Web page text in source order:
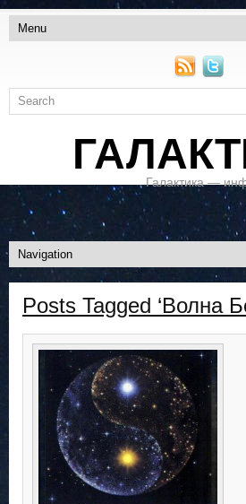
Галактика —
Posts Tagged ‘Волна